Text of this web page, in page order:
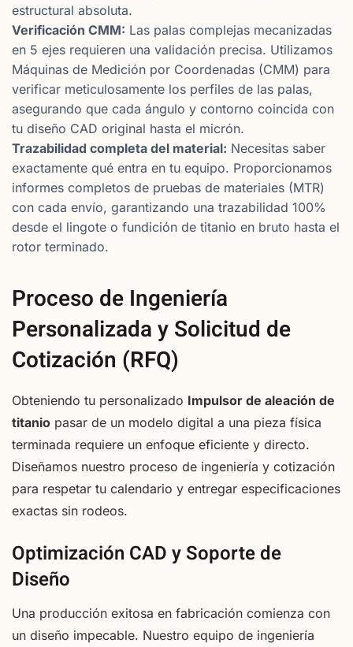
estructural absoluta.
Verificación CMM: Las palas complejas mecanizadas
en 5 ejes requieren una validación precisa. Utilizamos
Máquinas de Medición por Coordenadas (CMM) para
verificar meticulosamente los perfiles de las palas,
asegurando que cada ángulo y contorno coincida con
tu diseño CAD original hasta el micrón.
Trazabilidad completa del material: Necesitas saber
exactamente qué entra en tu equipo. Proporcionamos
informes completos de pruebas de materiales (MTR)
con cada envío, garantizando una trazabilidad 100%
desde el lingote o fundición de titanio en bruto hasta el
rotor terminado.
Proceso de Ingeniería
Personalizada y Solicitud de
Cotización (RFQ)
Obteniendo tu personalizado Impulsor de aleación de
titanio pasar de un modelo digital a una pieza física
terminada requiere un enfoque eficiente y directo.
Diseñamos nuestro proceso de ingeniería y cotización
para respetar tu calendario y entregar especificaciones
exactas sin rodeos.
Optimización CAD y Soporte de
Diseño
Una producción exitosa en fabricación comienza con
un diseño impecable. Nuestro equipo de ingeniería